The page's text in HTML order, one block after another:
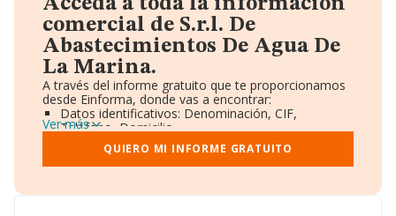
Acceda a toda la información
comercial de S.r.l. De
Abastecimientos De Agua De
La Marina.
A través del informe gratuito que te proporcionamos
desde Einforma, donde vas a encontrar:
Datos identificativos: Denominación, CIF,
Teléfono, Domicilio.
Informe Mercantil Completo (BORME).
Gráficos de Evolución Ventas y Empleados.
Consejo de Administración y Administradores.
Accionistas.
Ver más
QUIERO MI INFORME GRATUITO